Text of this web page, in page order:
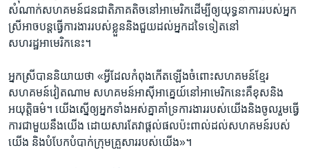
សំណាក់​សហគមន៍​ជនជាតិ​ភាគតិច​នៅ​អាមេរិក​ដើម្បី​ឲ្យ​យុទ្ធនាការ​របស់​អ្នក
ស្រី​អាច​បន្ត​ធ្វើ​ការងារ​របស់​ខ្លួន​និង​ជួយ​ដល់​អ្នក​ដទៃទៀត​នៅ​
សហរដ្ឋអាមេរិក​នេះ។
អ្នកស្រី​បាន​និយាយ​ថា «អ្វី​ដែល​កំពុង​កើតឡើង​ចំពោះ​សហគមន៍​ខ្មែរ
សហគមន៍​វៀតណាម សហគមន៍​អាស៊ី​អាគ្នេយ៍​នៅ​អាមេរិក​នេះ​គឺ​ខុស​និង​
អយុត្តិធម៌។ យើង​ស្នើ​ឲ្យ​អ្នក​ទាំងអស់​គ្នា​គាំទ្រ​ការងារ​របស់​យើង​និង​ចូលរួម​ធ្វើ​
ការ​ជាមួយ​នឹង​យើង ដោយ​សារ​តែ​វា​ផ្តល់​ផល​ប៉ះពាល់​ដល់​សហគមន៍​របស់​
យើង និង​បំបែកបំបាក់​ក្រុមគ្រួសារ​របស់​យើង»។